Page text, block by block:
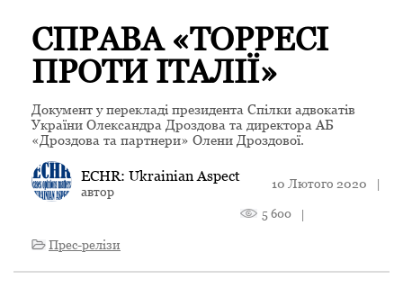
СПРАВА «ТОРРЕСІ
ПРОТИ ІТАЛІЇ»
Документ у перекладі президента Спілки адвокатів
України Олександра Дроздова та директора АБ
«Дроздова та партнери» Олени Дроздової.
ECHR: Ukrainian Aspect
автор
10 Лютого 2020 |
5 600
|
Прес-релізи